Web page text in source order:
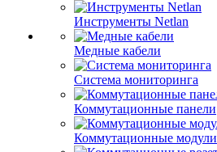
Инструменты Netlan
Медные кабели
Система мониторинга
Коммутационные панели
Коммутационные модули